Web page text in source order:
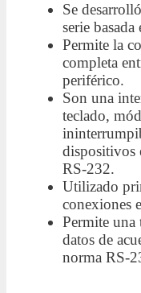
Se
serie
Permite la
completa
periférico.
Son una
teclado,
dispositivos
RS-232.
Utilizado
conexiones
Permite una
datos de
norma RS-